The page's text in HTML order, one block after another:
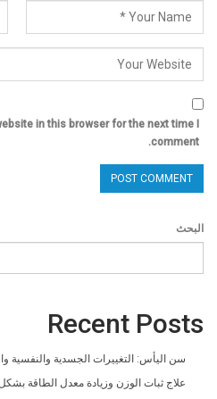
in this browser for the next time I
comment.
البحث
Recent Posts
سن اليأس: التغييرات الجسدية والنفسية
علاج ثبات الوزن وزيادة معدل الطاقة بشكل